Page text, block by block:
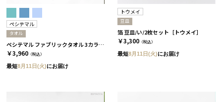
ペシテマル
タオル
ペシテマル ファブリックタオル 3カラー ミント
￥3,960 （税込）
最短8月11日(火)にお届け
トウメイ
豆皿
箔 豆皿/い/2枚セット［トウメイ］
￥3,300 （税込）
最短8月11日(火)にお届け